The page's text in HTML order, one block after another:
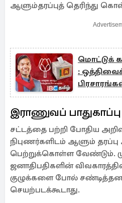
ஆளும்தரப்புத் தெரிந்து
மொட்டுக்
:
இராணுவப் பாதுகாப்பு
சட்டத்தை பற்றி போதிய
நிபுணர்களிடம் ஆளும்
பெற்றுக்கொள்ள வேண்டும்.
ஜனாதிபதிகளின்
குழுக்களை போல்
செயற்படக்கூடாது.